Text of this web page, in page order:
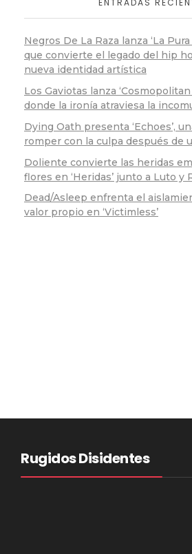
ENTRADAS
Negros De La Raza lanza ‘La
que convierte el legado del hip
nueva identidad artística
Los Gaviotas lanza
donde la ironía atraviesa la
Dying Oath presenta ‘Echoes’,
romper con la culpa después de
Doliente convierte las heridas
flores en ‘Heridas’ junto a Luto y
Dead/Asleep enfrenta el
valor propio en ‘Victimless’
Rugidos Disidentes